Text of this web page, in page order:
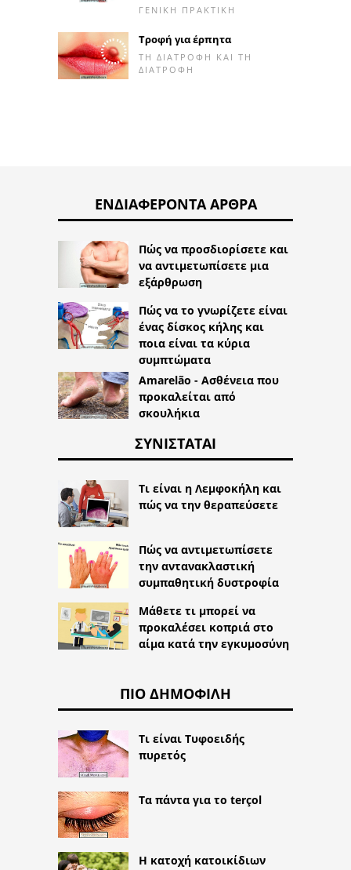
ΓΕΝΙΚΉ ΠΡΑΚΤΙΚΉ
Τροφή για έρπητα
ΤΗ ΔΙΑΤΡΟΦΉ ΚΑΙ ΤΗ
ΔΙΑΤΡΟΦΉ
ΕΝΔΙΑΦΈΡΟΝΤΑ ΆΡΘΡΑ
Πώς να προσδιορίσετε και
να αντιμετωπίσετε μια
εξάρθρωση
Πώς να το γνωρίζετε είναι
ένας δίσκος κήλης και
ποια είναι τα κύρια
συμπτώματα
Amarelão - Ασθένεια που
προκαλείται από
σκουλήκια
ΣΥΝΙΣΤΆΤΑΙ
Τι είναι η Λεμφοκήλη και
πώς να την θεραπεύσετε
Πώς να αντιμετωπίσετε
την αντανακλαστική
συμπαθητική δυστροφία
Μάθετε τι μπορεί να
προκαλέσει κοπριά στο
αίμα κατά την εγκυμοσύνη
ΠΙΟ ΔΗΜΟΦΙΛΉ
Τι είναι Τυφοειδής
πυρετός
Τα πάντα για το terçol
Η κατοχή κατοικίδιων